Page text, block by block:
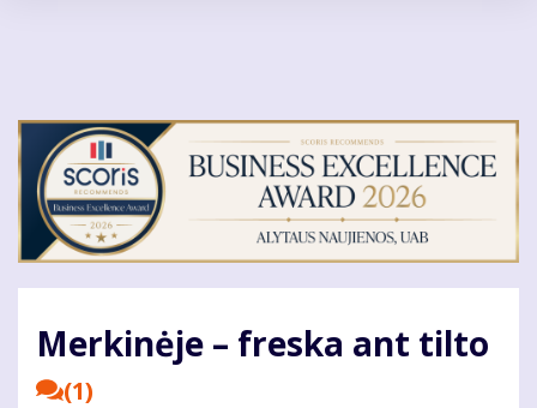
Merkinėje – freska ant tilto
(1)